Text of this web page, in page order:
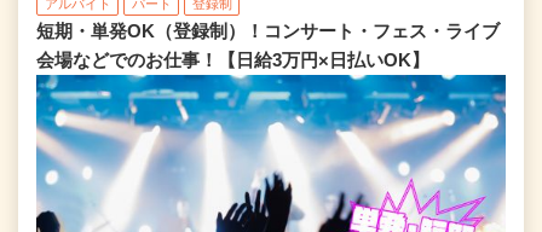
アルバイト パート 登録制
短期・単発OK（登録制）！コンサート・フェス・ライブ
会場などでのお仕事！【日給3万円×日払いOK】